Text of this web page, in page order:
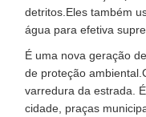
detritos.Eles também
água para efetiva
É uma nova geração
de proteção
varredura da estrada.
cidade, praças